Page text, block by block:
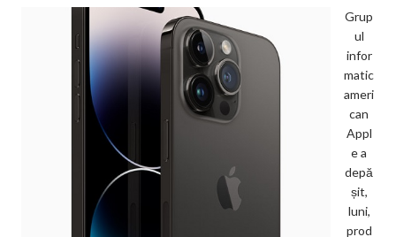
Grup
ul
infor
matic
ameri
can
Appl
e a
depă
șit,
luni,
prod